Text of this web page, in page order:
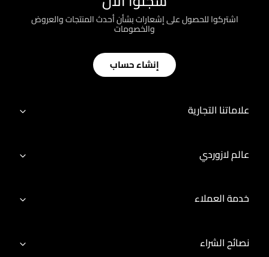
اشتركوا للحصول على إشعارات بشأن أحدث المنتجات والعروض
والخصومات
إنشاء حساب
علاماتنا التجارية
عالم لازوردي
خدمة العملاء
نصائح الشراء